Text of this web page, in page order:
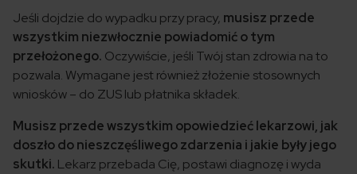
Jeśli dojdzie do wypadku przy pracy, musisz przede
wszystkim niezwłocznie powiadomić o tym
przełożonego. Oczywiście, jeśli Twój stan zdrowia na to
pozwala. Wymagane jest również złożenie stosownych
wniosków – do ZUS lub płatnika składek.
Musisz przede wszystkim opowiedzieć lekarzowi, jak
doszło do nieszczęśliwego zdarzenia i jakie były jego
skutki. Lekarz przebada Cię, postawi diagnozę i wyda